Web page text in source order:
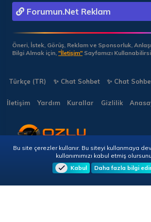
Forumun.Net Reklam
Öneri, İstek, Görüş, Reklam ve Sponsorluk,
Bilgi Almak için, "İletişim" Sayfamızı
Türkçe (TR) ✨ Chat Sohbet ✨ Chat
İletişim Yardım Kurallar Gizlilik
Copyright © 2026 🎭 Forumun.NET - Tüm Hakları
Bu site çerezler kullanır. Bu siteyi kullanmaya
kullanımımızı kabul etmiş
Kabul
Daha fazla bilgi